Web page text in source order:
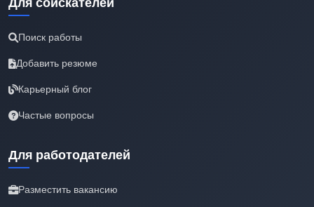
Поиск работы
Добавить резюме
Карьерный блог
Частые вопросы
Для работодателей
Разместить вакансию